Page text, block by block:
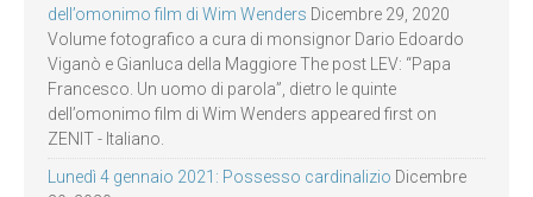
dell’omonimo film di Wim Wenders Dicembre 29, 2020
Volume fotografico a cura di monsignor Dario Edoardo
Viganò e Gianluca della Maggiore The post LEV: “Papa
Francesco. Un uomo di parola”, dietro le quinte
dell’omonimo film di Wim Wenders appeared first on
ZENIT - Italiano.
Lunedì 4 gennaio 2021: Possesso cardinalizio Dicembre